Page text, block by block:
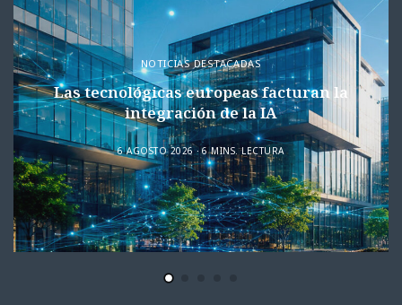
NOTICIAS DESTACADAS
Las tecnológicas europeas facturan la
integración de la IA
6 AGOSTO 2026 6 MINS. LECTURA